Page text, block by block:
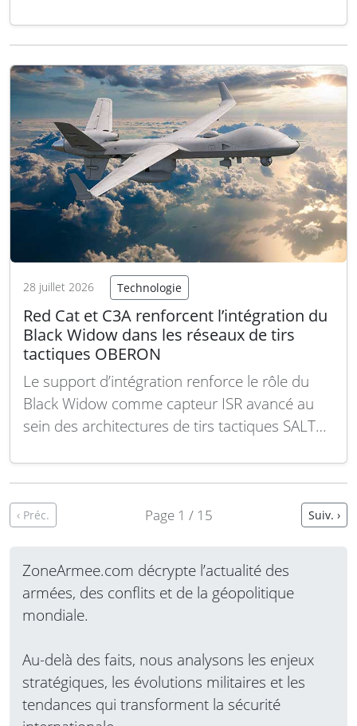
(RAF), proposant son modèle T-50, un appareil
au Royaume-Uni. Face à une compétition
internationale intense, KAI présente son avion
comme…Lire la suite
28 juillet 2026 Technologie
Red Cat et C3A renforcent l’intégration du
Black Widow dans les réseaux de tirs
tactiques OBERON
Le support d’intégration renforce le rôle du
Black Widow comme capteur ISR avancé au
sein des architectures de tirs tactiques SALT
Inc. (Nasdaq : RCAT), fournisseur américain de
domaines pour la défense et la…
Lire la suite
‹ Préc. Page 1 / 15 Suiv. ›
ZoneArmee.com décrypte l’actualité des
armées, des conflits et de la géopolitique
mondiale.
Au-delà des faits, nous analysons les enjeux
stratégiques, les évolutions militaires et les
tendances qui transforment la sécurité